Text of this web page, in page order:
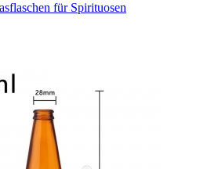
für Spirituosen